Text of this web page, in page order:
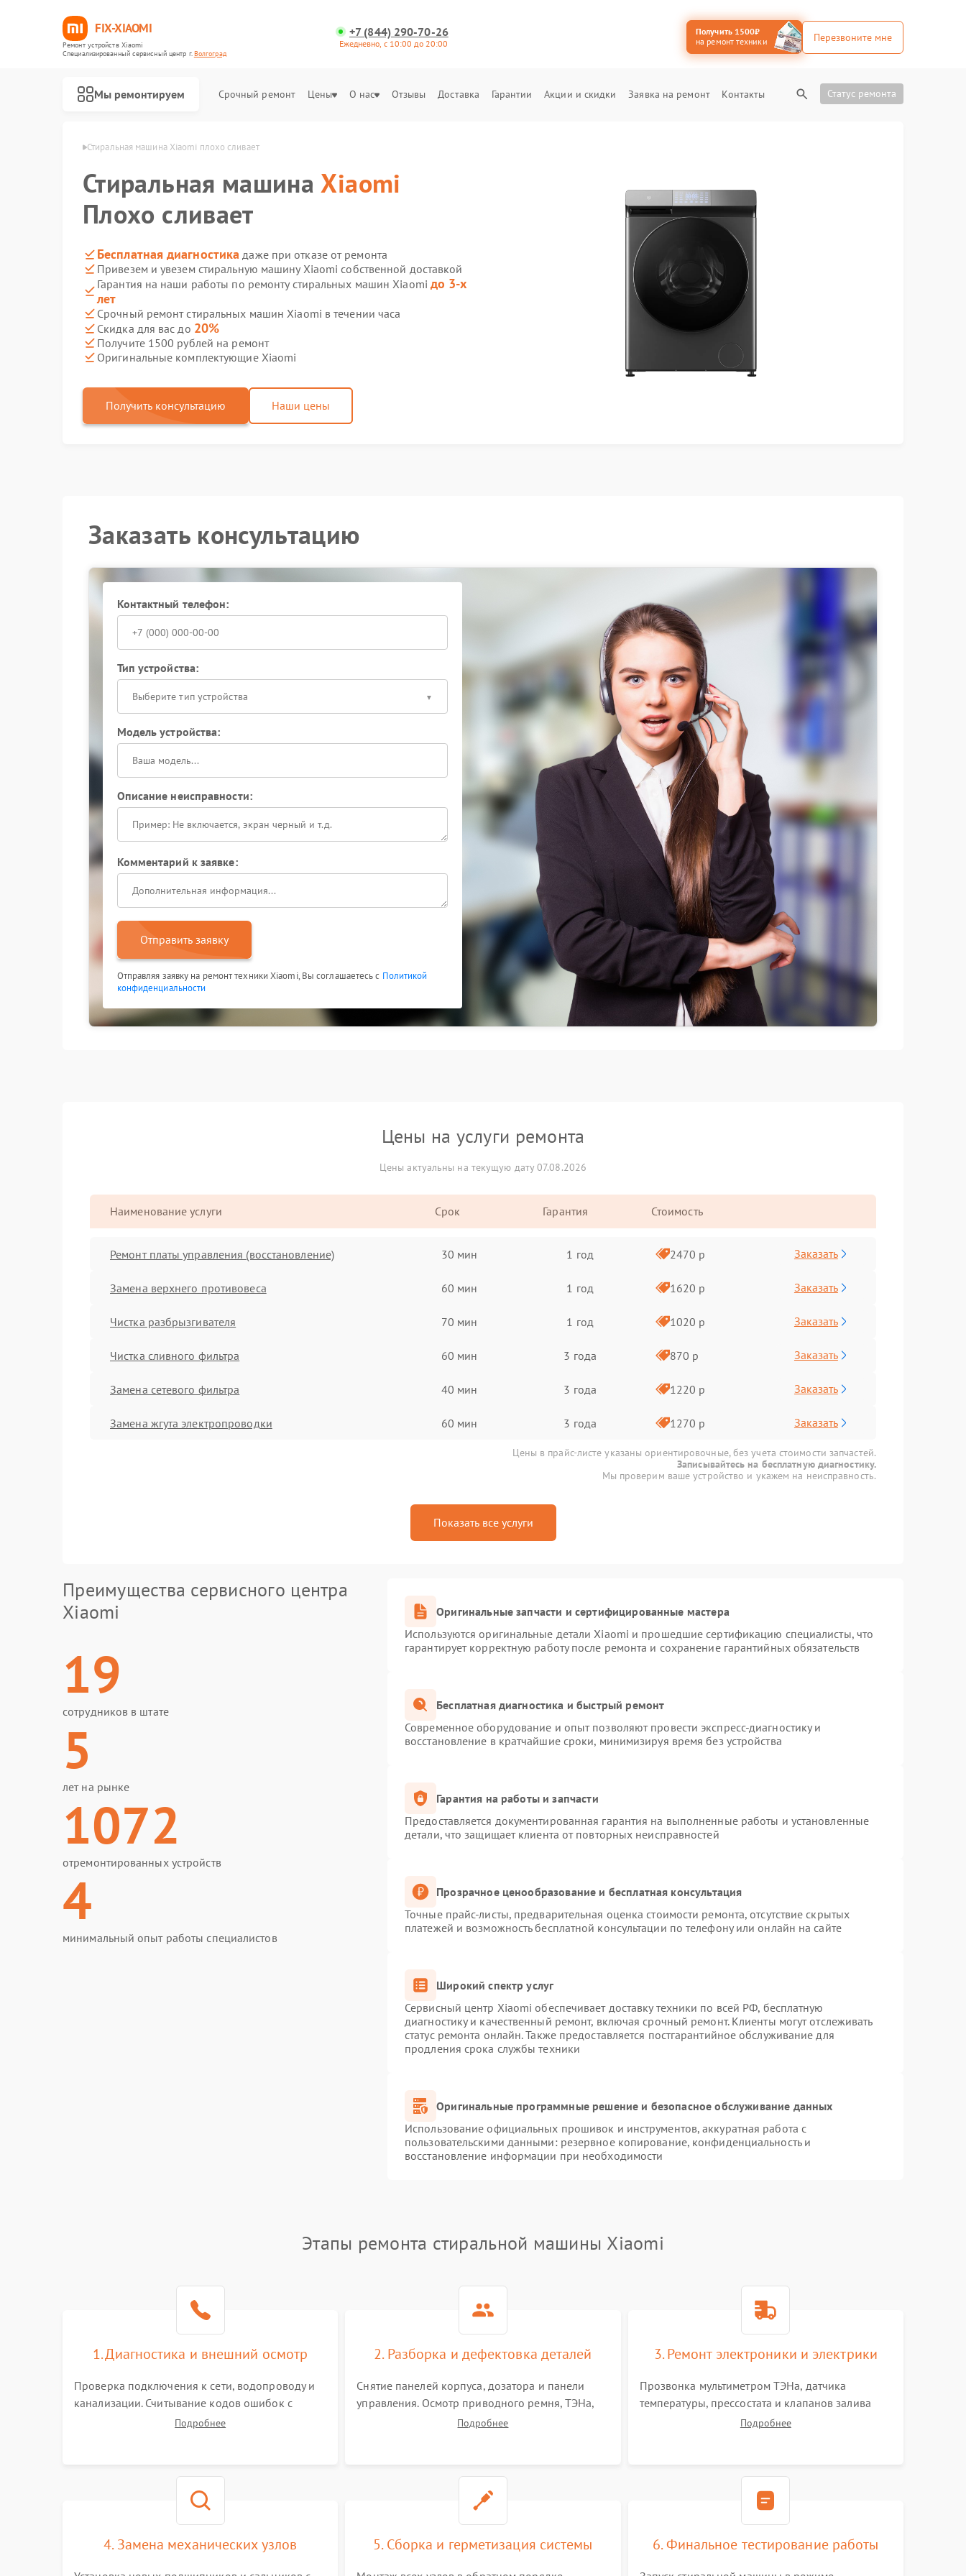
FIX-XIAOMI
Ремонт устройств Xiaomi
Специализированный cервисный центр г.Волгоград
+7 (844) 290-70-26
Ежедневно, с 10:00 до 20:00
Получить 1500₽
на ремонт техники
Перезвоните мне
Мы ремонтируем Срочный ремонт Цены О нас Отзывы Доставка Гарантии Акции и скидки Заявка на ремонт Контакты Статус ремонта
в Волгограде Стиральная машина Xiaomi плохо сливает
Стиральная машинаXiaomi
Плохо сливает
Бесплатная диагностика даже при отказе от ремонта
Привезем и увезем стиральную машину Xiaomi собственной доставкой
Гарантия на наши работы по ремонту стиральных машин Xiaomi до 3-х
лет
Срочный ремонт стиральных машин Xiaomi в течении часа
Скидка для вас до 20%
Получите 1500 рублей на ремонт
Оригинальные комплектующие Xiaomi
Получить консультацию Наши цены
Заказать консультацию
Контактный телефон:
Тип устройства:
Выберите тип устройства
Модель устройства:
Описание неисправности:
Комментарий к заявке:
Отправить заявку
Отправляя заявку на ремонт техники Xiaomi, Вы соглашаетесь с Политикой
конфиденциальности
Цены на услуги ремонта
Цены актуальны на текущую дату 07.08.2026
Наименование услуги Срок Гарантия Стоимость
Ремонт платы управления (восстановление) 30 мин 1 год 2470 р Заказать
Замена верхнего противовеса 60 мин 1 год 1620 р Заказать
Чистка разбрызгивателя 70 мин 1 год 1020 р Заказать
Чистка сливного фильтра 60 мин 3 года 870 р Заказать
Замена сетевого фильтра 40 мин 3 года 1220 р Заказать
Замена жгута электропроводки 60 мин 3 года 1270 р Заказать
Цены в прайс-листе указаны ориентировочные, без учета стоимости запчастей.
Записывайтесь на бесплатную диагностику.
Мы проверим ваше устройство и укажем на неисправность.
Показать все услуги
Преимущества сервисного центра
Xiaomi
19
сотрудников в штате
5
лет на рынке
1072
отремонтированных устройств
4
минимальный опыт работы специалистов
Оригинальные запчасти и сертифицированные мастера
Используются оригинальные детали Xiaomi и прошедшие сертификацию специалисты, что
гарантирует корректную работу после ремонта и сохранение гарантийных обязательств
Бесплатная диагностика и быстрый ремонт
Современное оборудование и опыт позволяют провести экспресс-диагностику и
восстановление в кратчайшие сроки, минимизируя время без устройства
Гарантия на работы и запчасти
Предоставляется документированная гарантия на выполненные работы и установленные
детали, что защищает клиента от повторных неисправностей
Прозрачное ценообразование и бесплатная консультация
Точные прайс-листы, предварительная оценка стоимости ремонта, отсутствие скрытых
платежей и возможность бесплатной консультации по телефону или онлайн на сайте
Широкий спектр услуг
Сервисный центр Xiaomi обеспечивает доставку техники по всей РФ, бесплатную
диагностику и качественный ремонт, включая срочный ремонт. Клиенты могут отслеживать
статус ремонта онлайн. Также предоставляется постгарантийное обслуживание для
продления срока службы техники
Оригинальные программные решение и безопасное обслуживание данных
Использование официальных прошивок и инструментов, аккуратная работа с
пользовательскими данными: резервное копирование, конфиденциальность и
восстановление информации при необходимости
Этапы ремонта стиральной машины Xiaomi
1. Диагностика и внешний осмотр
Проверка подключения к сети, водопроводу и
канализации. Считывание кодов ошибок с
дисплея. Тестовый запуск для выявления
Подробнее
2. Разборка и дефектовка деталей
Снятие панелей корпуса, дозатора и панели
управления. Осмотр приводного ремня, ТЭНа,
сливного насоса и амортизаторов. Проверка
Подробнее
3. Ремонт электроники и электрики
Прозвонка мультиметром ТЭНа, датчика
температуры, прессостата и клапанов залива
воды. Пайка поврежденных дорожек или
Подробнее
4. Замена механических узлов 5. Сборка и герметизация системы 6. Финальное тестирование работы